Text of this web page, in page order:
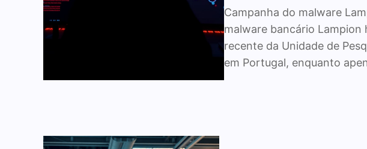
Campanha do malware
malware bancário Lampion
recente da Unidade de
em Portugal, enquanto